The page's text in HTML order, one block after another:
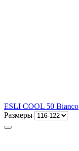
ESLI COOL 50 Bianco
Размеры